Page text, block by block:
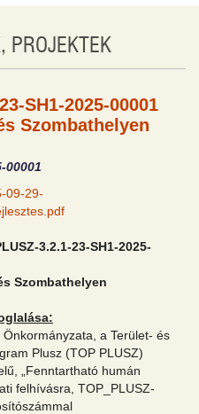
PROJEKTEK
SH1-2025-00001
Szombathelyen
00001
09-29-
3.2.1-23-SH1-2025-
Szombathelyen
a Terület- és
Plusz (TOP PLUSZ)
„Fenntartható humán
felhívásra, TOP_PLUSZ-